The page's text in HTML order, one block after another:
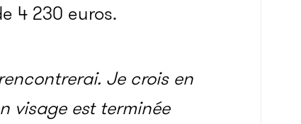
4 230 euros.
Je crois en
visage est terminée